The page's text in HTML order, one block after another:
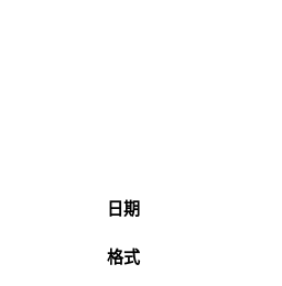
日期
格式